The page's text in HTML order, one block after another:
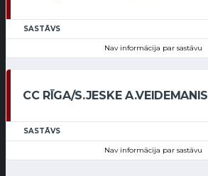
SASTĀVS
Nav informācija par sastāvu
CC RĪGA/S.JESKE A.VEIDEMANIS
SASTĀVS
Nav informācija par sastāvu